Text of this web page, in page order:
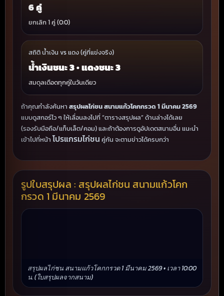
6 คู่
ยกเลิก 1 คู่ (0:0)
สถิติ น้ำเงิน vs แดง (คู่ที่แข่งจริง)
น้ำเงินชนะ 3 • แดงชนะ 3
สมดุลเดือดทุกคู่ในวันเดียว
ถ้าคุณกำลังค้นหา สรุปผลไก่ชน สนามแก้วโคกกรวด 1 มีนาคม 2569
แบบดูสกอร์ไว ๆ ให้เลื่อนลงไปที่ “ตารางสรุปผล” ด้านล่างได้เลย
(รองรับมือถือ/แท็บเล็ต/คอม) และถ้าต้องการดูอัปเดตสนามอื่น แนะนำ
เข้าไปที่หน้า โปรแกรมไก่ชน คู่กัน จะตามข่าวได้ครบกว่า
รูปใบสรุปผล : สรุปผลไก่ชน สนามแก้วโคก
กรวด 1 มีนาคม 2569
สรุปผลไก่ชน สนามแก้วโคกกรวด 1 มีนาคม 2569 • เวลา 10:00
น. (ใบสรุปผลจากสนาม)